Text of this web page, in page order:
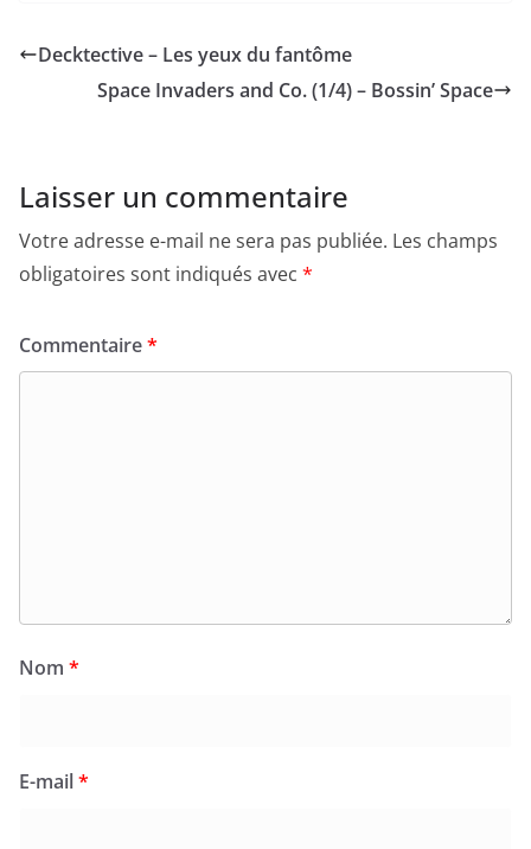
Decktective – Les yeux du fantôme
Space Invaders and Co. (1/4) – Bossin’ Space
Laisser un commentaire
Votre adresse e-mail ne sera pas publiée. Les champs
obligatoires sont indiqués avec *
Commentaire*
Nom *
E-mail*